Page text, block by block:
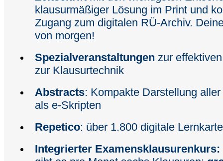
klausurmäßiger Lösung im Print und
Zugang zum digitalen RÜ-Archiv.
von morgen!
Spezialveranstaltungen zur
zur Klausurtechnik
Abstracts: Kompakte Darstellung
als e-Skripten
Repetico: über 1.800 digitale
Integrierter Examensklausurenkurs: